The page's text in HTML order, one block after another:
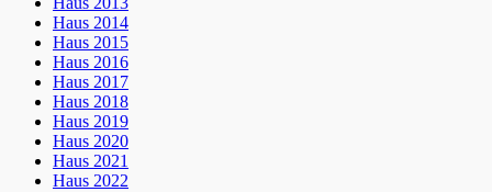
Haus 2014
Haus 2015
Haus 2016
Haus 2017
Haus 2018
Haus 2019
Haus 2020
Haus 2021
Haus 2022